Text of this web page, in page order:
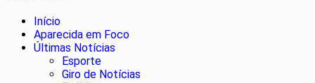
Início
Aparecida em Foco
Últimas Notícias
Esporte
Giro de Notícias